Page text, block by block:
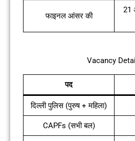
फाइनल आंसर की
21
Vacancy
पद
दिल्ली पुलिस (पुरुष + महिला)
CAPFs (सभी बल)